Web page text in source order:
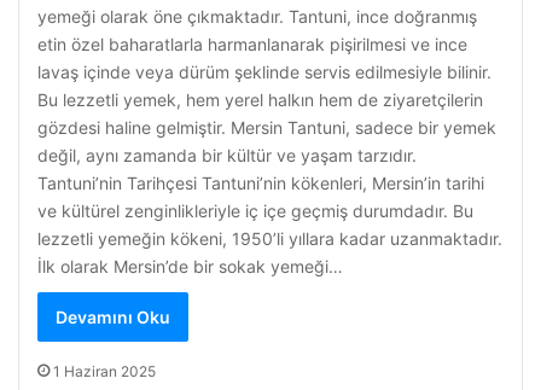
yemeği olarak öne çıkmaktadır. Tantuni, ince doğranmış
etin özel baharatlarla harmanlanarak pişirilmesi ve ince
lavaş içinde veya dürüm şeklinde servis edilmesiyle bilinir.
Bu lezzetli yemek, hem yerel halkın hem de ziyaretçilerin
gözdesi haline gelmiştir. Mersin Tantuni, sadece bir yemek
değil, aynı zamanda bir kültür ve yaşam tarzıdır.
Tantuni’nin Tarihçesi Tantuni’nin kökenleri, Mersin’in tarihi
ve kültürel zenginlikleriyle iç içe geçmiş durumdadır. Bu
lezzetli yemeğin kökeni, 1950’li yıllara kadar uzanmaktadır.
İlk olarak Mersin’de bir sokak yemeği…
Devamını Oku
1 Haziran 2025